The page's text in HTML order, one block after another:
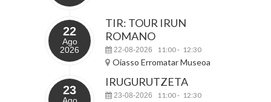
22
Ago
2026
TIR: TOUR IRUN
ROMANO
22-08-2026 11:00- 12:30
Oiasso Erromatar Museoa
23
IRUGURUTZETA
23-08-2026 11:00- 12:30